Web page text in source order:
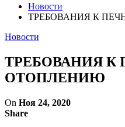
Новости
ТРЕБОВАНИЯ К
Новости
ТРЕБОВАНИЯ
ОТОПЛЕНИЮ
On Ноя 24, 2020
Share